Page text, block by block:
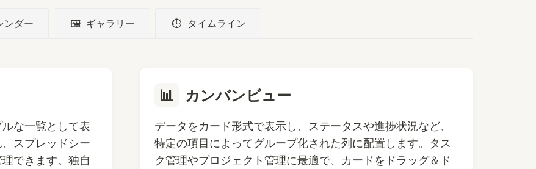
ンダー 🖼️ ギャラリー ⏱️ タイムライン
な一覧として表
スプレッドシー
できます。独自
📊 カンバンビュー
データをカード形式で表示し、ステータスや進捗状況など、
特定の項目によってグループ化された列に配置します。タス
ク管理やプロジェクト管理に最適で、カードをドラッグ＆ド